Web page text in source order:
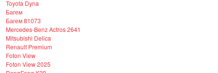
Toyota Dyna
Багем
Багем 81073
Mercedes-Benz Actros 2641
Mitsubishi Delica
Renault Premium
Foton View
Foton View 2025